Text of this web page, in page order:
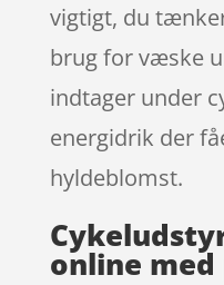
vigtigt, du
brug for væske
indtager under
energidrik der
hyldeblomst.
online